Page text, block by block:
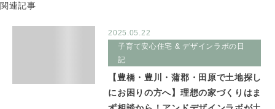
関連記事
2025.05.22
子育て安心住宅 & デザインラボの日
記
【豊橋・豊川・蒲郡・田原で土地探し
にお困りの方へ】理想の家づくりはま